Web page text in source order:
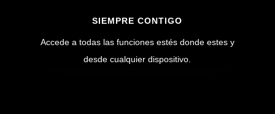
SIEMPRE CONTIGO
Accede a todas las funciones estés donde estes y
desde cualquier dispositivo.